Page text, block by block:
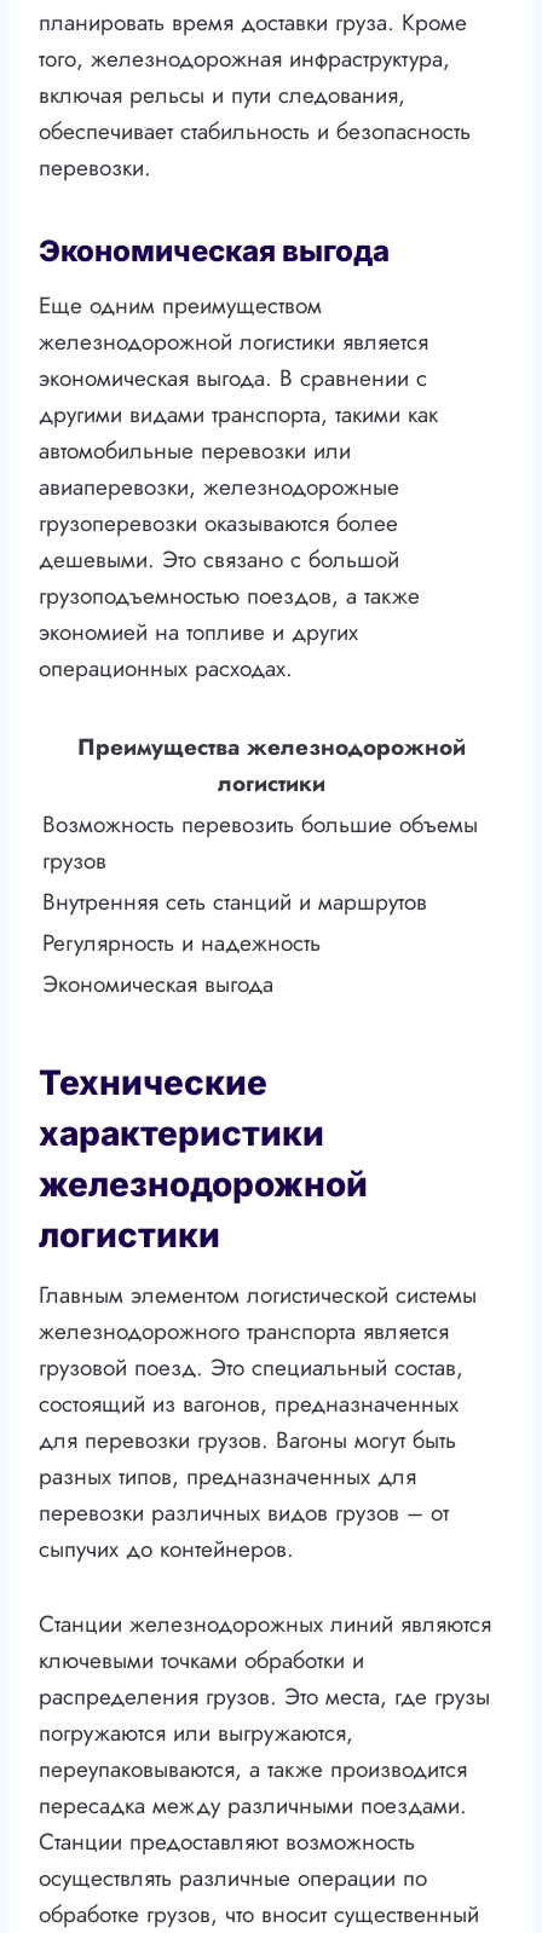
планировать время доставки груза. Кроме
того, железнодорожная инфраструктура,
включая рельсы и пути следования,
обеспечивает стабильность и безопасность
перевозки.
Экономическая выгода
Еще одним преимуществом
железнодорожной логистики является
экономическая выгода. В сравнении с
другими видами транспорта, такими как
автомобильные перевозки или
авиаперевозки, железнодорожные
грузоперевозки оказываются более
дешевыми. Это связано с большой
грузоподъемностью поездов, а также
экономией на топливе и других
операционных расходах.
Преимущества железнодорожной
логистики
Возможность перевозить большие объемы
грузов
Внутренняя сеть станций и маршрутов
Регулярность и надежность
Экономическая выгода
Технические
характеристики
железнодорожной
логистики
Главным элементом логистической системы
железнодорожного транспорта является
грузовой поезд. Это специальный состав,
состоящий из вагонов, предназначенных
для перевозки грузов. Вагоны могут быть
разных типов, предназначенных для
перевозки различных видов грузов – от
сыпучих до контейнеров.
Станции железнодорожных линий являются
ключевыми точками обработки и
распределения грузов. Это места, где грузы
погружаются или выгружаются,
переупаковываются, а также производится
пересадка между различными поездами.
Станции предоставляют возможность
осуществлять различные операции по
обработке грузов, что вносит существенный